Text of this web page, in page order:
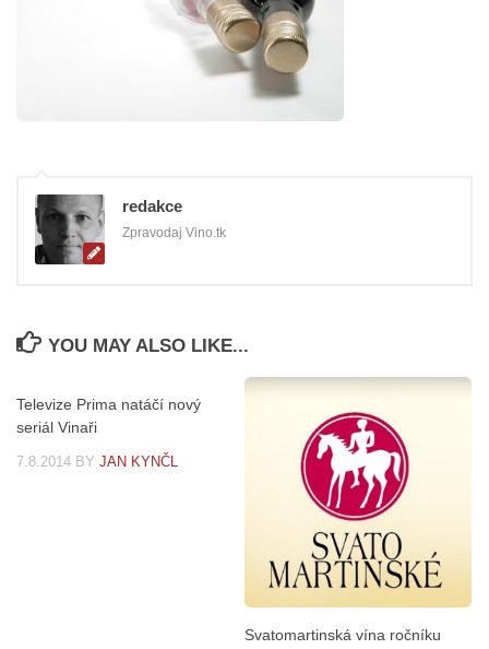
redakce
Zpravodaj Vino.tk
YOU MAY ALSO LIKE...
Televize Prima natáčí nový
seriál Vinaři
7.8.2014 BY JAN KYNČL
Svatomartinská vína ročníku